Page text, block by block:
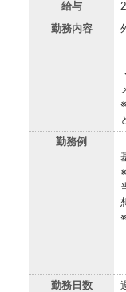
給与
勤務内容
勤務例
勤務日数